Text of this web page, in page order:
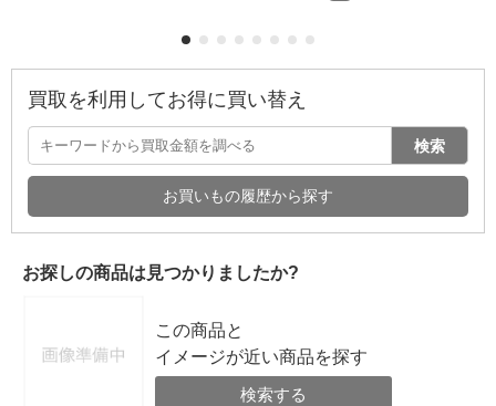
買取を利用してお得に買い替え
検索
お買いもの履歴から探す
お探しの商品は見つかりましたか?
この商品と
イメージが近い商品を探す
検索する